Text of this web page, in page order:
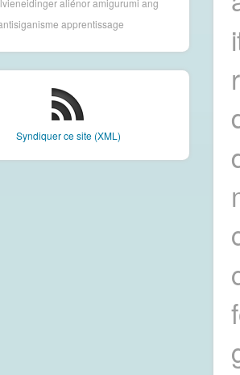
apprentissage
Syndiquer ce site (XML)